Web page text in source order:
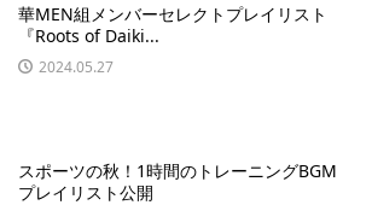
華MEN組メンバーセレクトプレイリスト
『Roots of Daiki...
2024.05.27
スポーツの秋！1時間のトレーニングBGM
プレイリスト公開